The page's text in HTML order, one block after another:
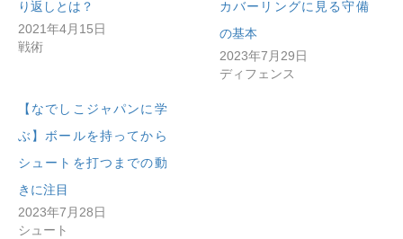
り返しとは？
2021年4月15日
戦術
カバーリングに見る守備
の基本
2023年7月29日
ディフェンス
【なでしこジャパンに学
ぶ】ボールを持ってから
シュートを打つまでの動
きに注目
2023年7月28日
シュート